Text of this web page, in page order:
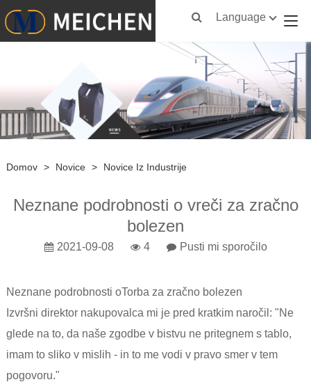
Language
Domov > Novice > Novice Iz Industrije
Neznane podrobnosti o vreči za zračno
bolezen
2021-09-08 4 Pusti mi sporočilo
Neznane podrobnosti oTorba za zračno bolezen
Izvršni direktor nakupovalca mi je pred kratkim naročil: "Ne
glede na to, da naše zgodbe v bistvu ne pritegnem s tablo,
imam to sliko v mislih - in to me vodi v pravo smer v tem
pogovoru."